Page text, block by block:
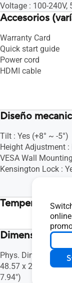
Voltage : 100-240V,
Accesorios
Warranty Card
Quick start guide
Power cord
HDMI cable
Diseño
Tilt : Yes (+8° ~ -5°)
Height Adjustment :
VESA Wall
Kensington Lock :
Temperatura /
Dimensiones
Phys. Dimension
48.57 x 20.18 cm
7.94")